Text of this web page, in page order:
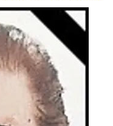
i Zlopaša te ostala